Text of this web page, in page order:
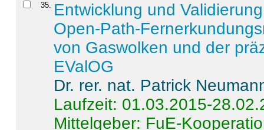
35. Entwicklung und
Open-Path-
von Gaswolken und der
EValOG
Dr. rer. nat. Patrick
Laufzeit: 01.03.2015-
Mittelgeber: FuE-